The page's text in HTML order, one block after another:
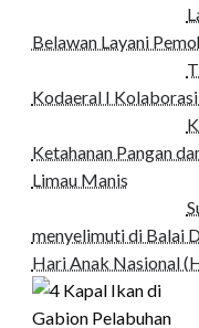
Belawan Layani
Kodaeral I
Ketahanan Pangan
Limau Manis
menyelimuti di Balai
Hari Anak Nasional